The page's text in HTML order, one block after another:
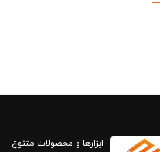
ابزارها و محصولات متنوع